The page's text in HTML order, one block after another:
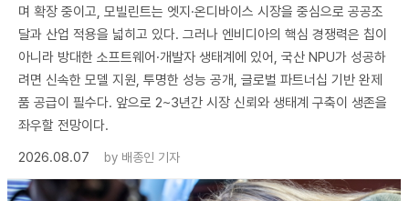
며 확장 중이고, 모빌린트는 엣지·온디바이스 시장을 중심으로 공공조
달과 산업 적용을 넓히고 있다. 그러나 엔비디아의 핵심 경쟁력은 칩이
아니라 방대한 소프트웨어·개발자 생태계에 있어, 국산 NPU가 성공하
려면 신속한 모델 지원, 투명한 성능 공개, 글로벌 파트너십 기반 완제
품 공급이 필수다. 앞으로 2~3년간 시장 신뢰와 생태계 구축이 생존을
좌우할 전망이다.
2026.08.07
by 배종인 기자